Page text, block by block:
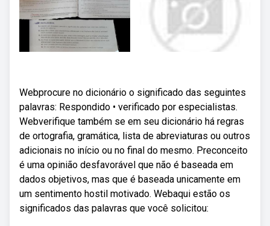
Webprocure no dicionário o significado das seguintes
palavras: Respondido • verificado por especialistas.
Webverifique também se em seu dicionário há regras
de ortografia, gramática, lista de abreviaturas ou outros
adicionais no início ou no final do mesmo. Preconceito
é uma opinião desfavorável que não é baseada em
dados objetivos, mas que é baseada unicamente em
um sentimento hostil motivado. Webaqui estão os
significados das palavras que você solicitou: